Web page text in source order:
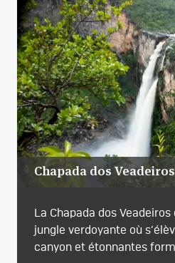
Chapada dos Veadeiros
La Chapada dos
jungle verdoyante où
canyon et étonnantes